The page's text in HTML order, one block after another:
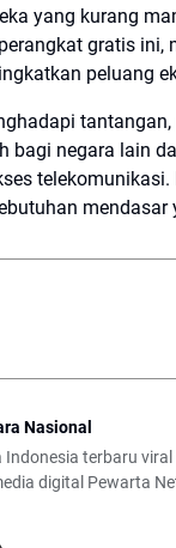
yang kurang
gratis
peluang
bagi negara lain
Nasional
Indonesia terbaru
digital Pewarta